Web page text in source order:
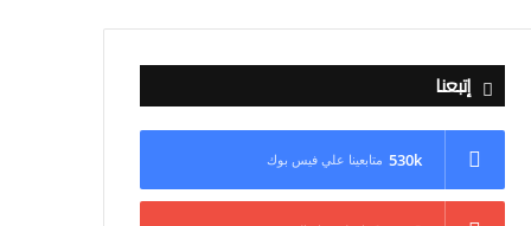
إتبعنا
530k متابعينا علي فيس بوك